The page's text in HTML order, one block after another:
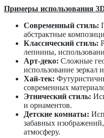
Примеры использования
Современный стиль:
абстрактные
Классический стиль:
лепнины,
Арт-деко: Сложные
использование зеркал
Хай-тек:
современных
Этнический стиль:
и орнаментов.
Детские комнаты:
забавных
атмосферу.